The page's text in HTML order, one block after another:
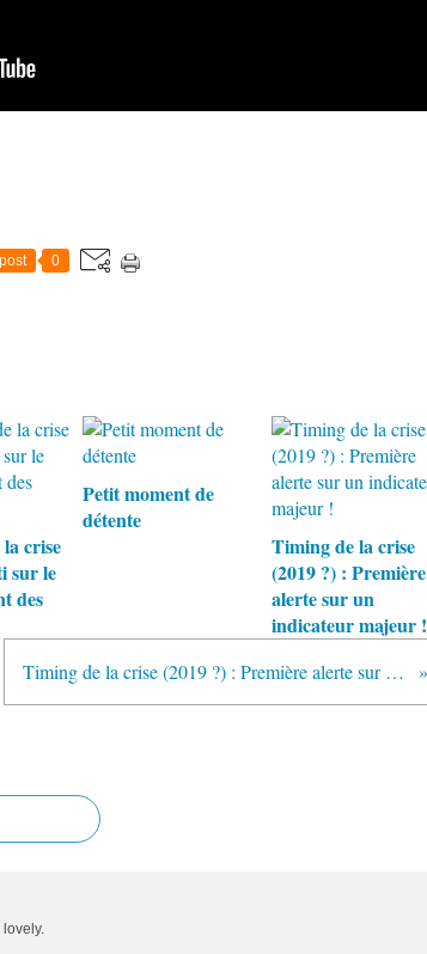
0
crise
sur le
des
Petit moment de
détente
Timing de la crise
(2019 ?) : Première
alerte sur un
indicateur majeur !
Timing de la crise (2019 ?) : Première alerte sur un indicateur majeur !